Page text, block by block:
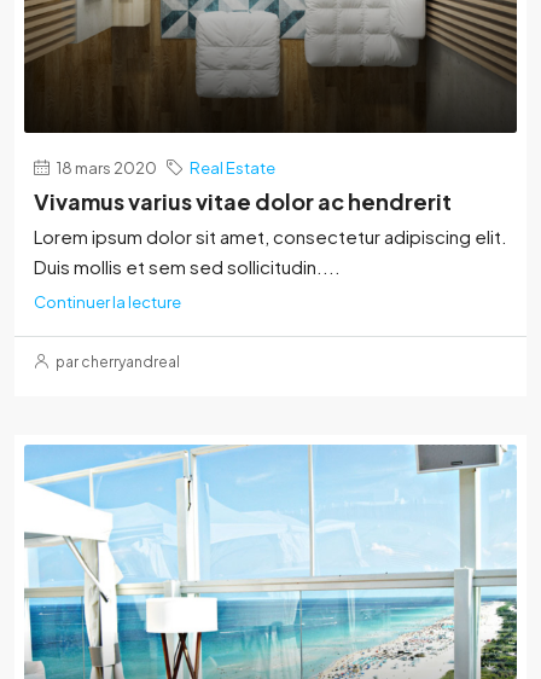
18 mars 2020 Real Estate
Vivamus varius vitae dolor ac hendrerit
Lorem ipsum dolor sit amet, consectetur adipiscing elit.
Duis mollis et sem sed sollicitudin....
Continuer la lecture
par cherryandreal